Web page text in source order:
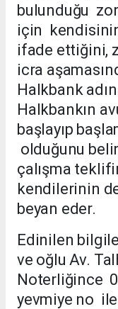
bulunduğu
için
ifade ettiğini,
icra
Halkbank
Halkbankın
başlayıp
olduğunu
çalışma
kendilerinin
beyan eder.
Edinilen
ve oğlu Av.
Noterliğince
yevmiye no